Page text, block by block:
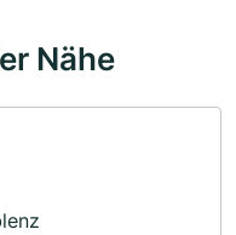
Nähe